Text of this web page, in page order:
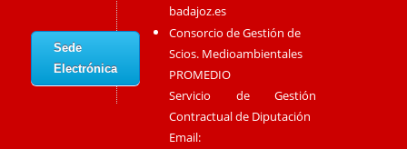
Sede
Electrónica
badajoz.es
Consorcio de Gestión de
Scios. Medioambientales
PROMEDIO
Servicio de Gestión
Contractual de Diputación
Email: